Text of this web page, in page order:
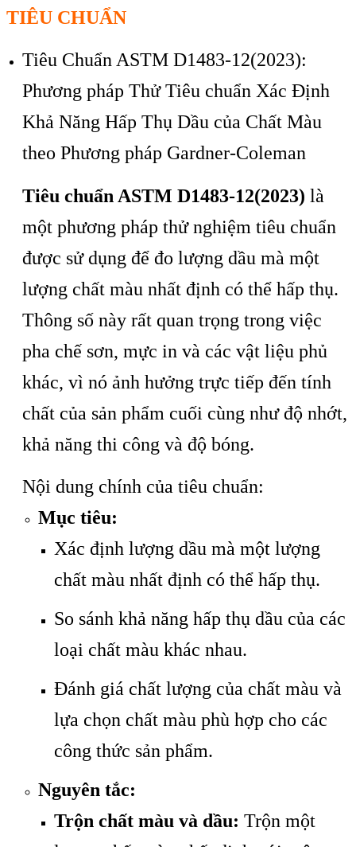
TIÊU CHUẨN
Tiêu Chuẩn ASTM D1483-12(2023):
Phương pháp Thử Tiêu chuẩn Xác Định
Khả Năng Hấp Thụ Dầu của Chất Màu
theo Phương pháp Gardner-Coleman
Tiêu chuẩn ASTM D1483-12(2023) là
một phương pháp thử nghiệm tiêu chuẩn
được sử dụng để đo lượng dầu mà một
lượng chất màu nhất định có thể hấp thụ.
Thông số này rất quan trọng trong việc
pha chế sơn, mực in và các vật liệu phủ
khác, vì nó ảnh hưởng trực tiếp đến tính
chất của sản phẩm cuối cùng như độ nhớt,
khả năng thi công và độ bóng.
Nội dung chính của tiêu chuẩn:
Mục tiêu:
Xác định lượng dầu mà một lượng
chất màu nhất định có thể hấp thụ.
So sánh khả năng hấp thụ dầu của các
loại chất màu khác nhau.
Đánh giá chất lượng của chất màu và
lựa chọn chất màu phù hợp cho các
công thức sản phẩm.
Nguyên tắc:
Trộn chất màu và dầu: Trộn một